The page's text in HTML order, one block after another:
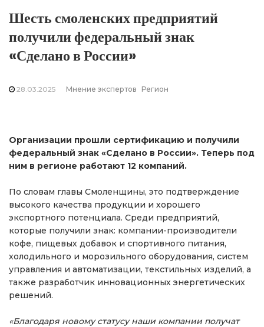
Шесть смоленских предприятий
получили федеральный знак
«Сделано в России»
28.03.2025 Мнение экспертов Регион
Организации прошли сертификацию и получили
федеральный знак «Сделано в России». Теперь под
ним в регионе работают 12 компаний.
По словам главы Смоленщины, это подтверждение
высокого качества продукции и хорошего
экспортного потенциала. Среди предприятий,
которые получили знак: компании-производители
кофе, пищевых добавок и спортивного питания,
холодильного и морозильного оборудования, систем
управления и автоматизации, текстильных изделий, а
также разработчик инновационных энергетических
решений.
«Благодаря новому статусу наши компании получат